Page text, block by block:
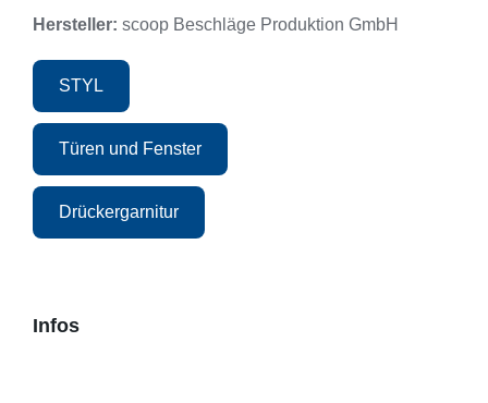
Hersteller: scoop Beschläge Produktion GmbH
STYL
Türen und Fenster
Drückergarnitur
Infos